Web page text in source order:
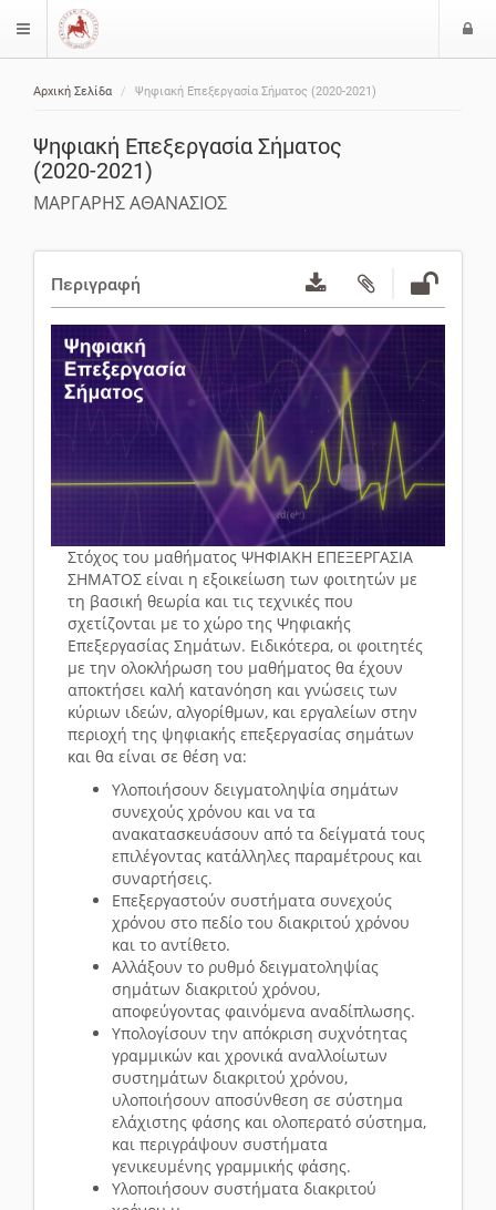
$langMenu
Αρχική Σελίδα Ψηφιακή Επεξεργασία Σήματος (2020-2021)
Ψηφιακή Επεξεργασία Σήματος
(2020-2021)
ΜΑΡΓΑΡΗΣ ΑΘΑΝΑΣΙΟΣ
Περιγραφή
Στόχος του μαθήματος ΨΗΦΙΑΚΗ ΕΠΕΞΕΡΓΑΣΙΑ
ΣΗΜΑΤΟΣ είναι η εξοικείωση των φοιτητών με
τη βασική θεωρία και τις τεχνικές που
σχετίζονται με το χώρο της Ψηφιακής
Επεξεργασίας Σημάτων. Ειδικότερα, οι φοιτητές
με την ολοκλήρωση του μαθήματος θα έχουν
αποκτήσει καλή κατανόηση και γνώσεις των
κύριων ιδεών, αλγορίθμων, και εργαλείων στην
περιοχή της ψηφιακής επεξεργασίας σημάτων
και θα είναι σε θέση να:
Υλοποιήσουν δειγματοληψία σημάτων
συνεχούς χρόνου και να τα
ανακατασκευάσουν από τα δείγματά τους
επιλέγοντας κατάλληλες παραμέτρους και
συναρτήσεις.
Επεξεργαστούν συστήματα συνεχούς
χρόνου στο πεδίο του διακριτού χρόνου
και το αντίθετο.
Αλλάξουν το ρυθμό δειγματοληψίας
σημάτων διακριτού χρόνου,
αποφεύγοντας φαινόμενα αναδίπλωσης.
Υπολογίσουν την απόκριση συχνότητας
γραμμικών και χρονικά αναλλοίωτων
συστημάτων διακριτού χρόνου,
υλοποιήσουν αποσύνθεση σε σύστημα
ελάχιστης φάσης και ολοπερατό σύστημα,
και περιγράψουν συστήματα
γενικευμένης γραμμικής φάσης.
Υλοποιήσουν συστήματα διακριτού